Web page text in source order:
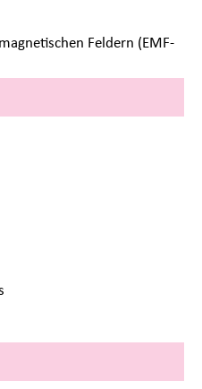
Feldern (EMF-